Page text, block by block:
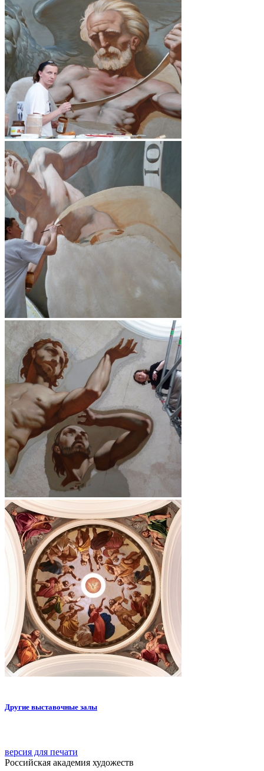
Другие выставочные залы
версия для печати
Российская академия художеств